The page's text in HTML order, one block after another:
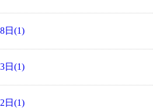
日(1)
日(1)
日(1)